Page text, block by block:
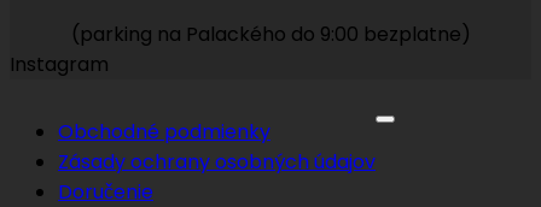
(parking na Palackého do 9:00 bezplatne)
Instagram
Obchodné podmienky
Zásady ochrany osobných údajov
Doručenie